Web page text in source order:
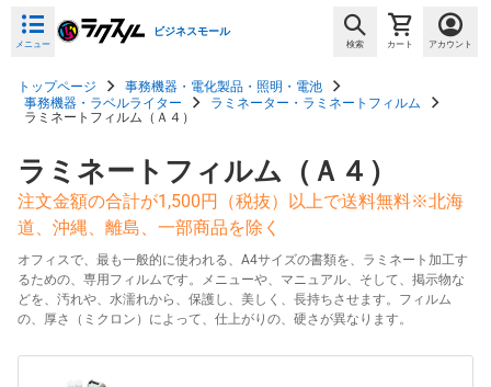
メニュー
ビジネスモール
検索 カート アカウント
トップページ
事務機器・電化製品・照明・電池
事務機器・ラベルライター
ラミネーター・ラミネートフィルム
ラミネートフィルム（Ａ４）
ラミネートフィルム（Ａ４）
注文金額の合計が1,500円（税抜）以上で送料無料※北海
道、沖縄、離島、一部商品を除く
オフィスで、最も一般的に使われる、A4サイズの書類を、ラミネート加工す
るための、専用フィルムです。メニューや、マニュアル、そして、掲示物な
どを、汚れや、水濡れから、保護し、美しく、長持ちさせます。フィルム
の、厚さ（ミクロン）によって、仕上がりの、硬さが異なります。